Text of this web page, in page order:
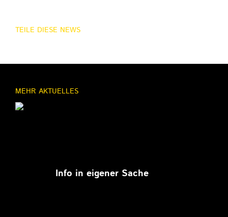
TEILE DIESE NEWS
MEHR AKTUELLES
Info in eigener Sache